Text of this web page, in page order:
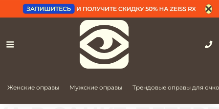
Женские оправы Мужские оправы Трендовые оправы для